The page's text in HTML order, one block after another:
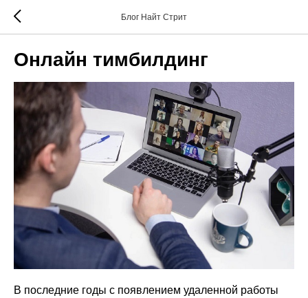
Блог Найт Стрит
Онлайн тимбилдинг
В последние годы с появлением удаленной работы